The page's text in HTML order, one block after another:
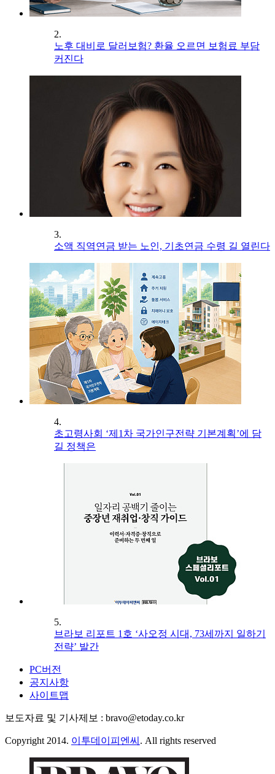
2.
노후 대비로 달러보험? 환율 오르면 보험료 부담
커진다
3.
소액 직역연금 받는 노인, 기초연금 수령 길 열린다
4.
초고령사회 ‘제1차 국가인구전략 기본계획’에 담
길 정책은
5.
브라보 리포트 1호 ‘사오정 시대, 73세까지 일하기
전략’ 발간
PC버전
공지사항
사이트맵
보도자료 및 기사제보 : bravo@etoday.co.kr
Copyright 2014. 이투데이피엔씨 . All rights reserved